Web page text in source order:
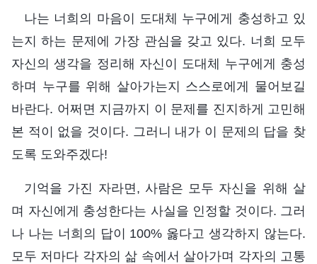
나는 너희의 마음이 도대체 누구에게 충성하고 있
는지 하는 문제에 가장 관심을 갖고 있다. 너희 모두
자신의 생각을 정리해 자신이 도대체 누구에게 충성
하며 누구를 위해 살아가는지 스스로에게 물어보길
바란다. 어쩌면 지금까지 이 문제를 진지하게 고민해
본 적이 없을 것이다. 그러니 내가 이 문제의 답을 찾
도록 도와주겠다!
기억을 가진 자라면, 사람은 모두 자신을 위해 살
며 자신에게 충성한다는 사실을 인정할 것이다. 그러
나 나는 너희의 답이 100% 옳다고 생각하지 않는다.
모두 저마다 각자의 삶 속에서 살아가며 각자의 고통